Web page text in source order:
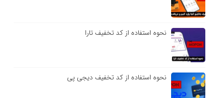
نحوه استفاده از کد تخفیف تارا
نحوه استفاده از کد تخفیف دیجی پی